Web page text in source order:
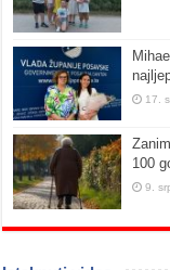
17.
100
9.